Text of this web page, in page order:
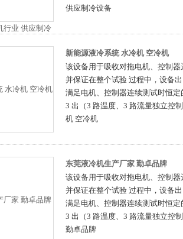
供应制冷设备
新能源液冷系统 水冷机 空冷机
该设备用于吸收对拖电机、控制器
并保证在整个试验 过程中，设备
满足电机、控制器连续测试时恒
3 出（3 路温度、3 路流量独立控
机 空冷机
东莞液冷机生产厂家 勤卓品牌
该设备用于吸收对拖电机、控制器
并保证在整个试验 过程中，设备
满足电机、控制器连续测试时恒
3 出（3 路温度、3 路流量独立控
勤卓品牌